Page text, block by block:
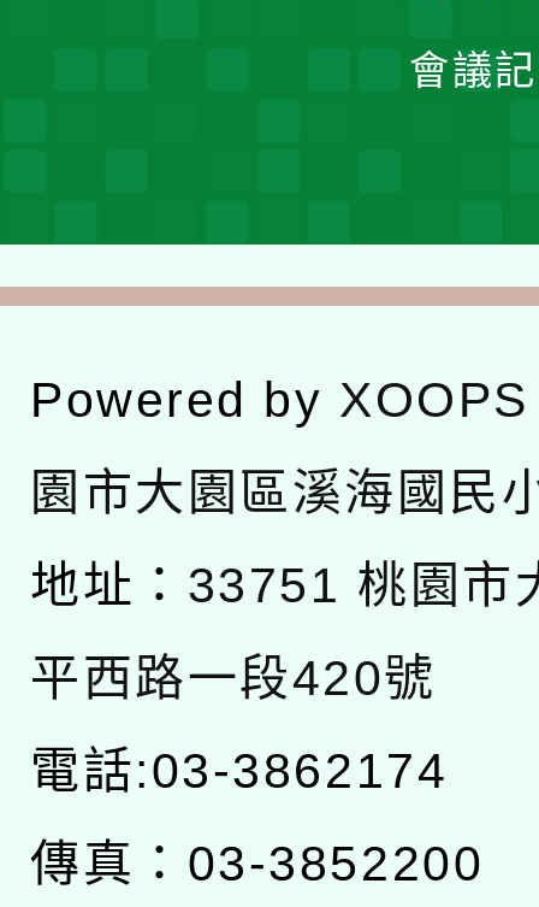
會議
Powered by XOOPS
園市大園區溪海國民
地址： 33751 桃園市
平西路一段420號
電話:03-3862174
傳真：03-3852200